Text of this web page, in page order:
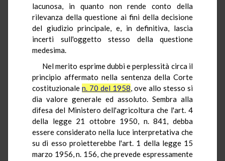
lacunosa, in quanto non rende conto della
rilevanza della questione ai fini della decisione
del giudizio principale, e, in definitiva, lascia
incerti sull'oggetto stesso della questione
medesima.
Nel merito esprime dubbi e perplessità circa il
principio affermato nella sentenza della Corte
costituzionale n. 70 del 1958, ove allo stesso si
dia valore generale ed assoluto. Sembra alla
difesa del Ministero dell'agricoltura che l'art. 4
della legge 21 ottobre 1950, n. 841, debba
essere considerato nella luce interpretativa che
su di esso proietterebbe l'art. 1 della legge 15
marzo 1956, n. 156, che prevede espressamente